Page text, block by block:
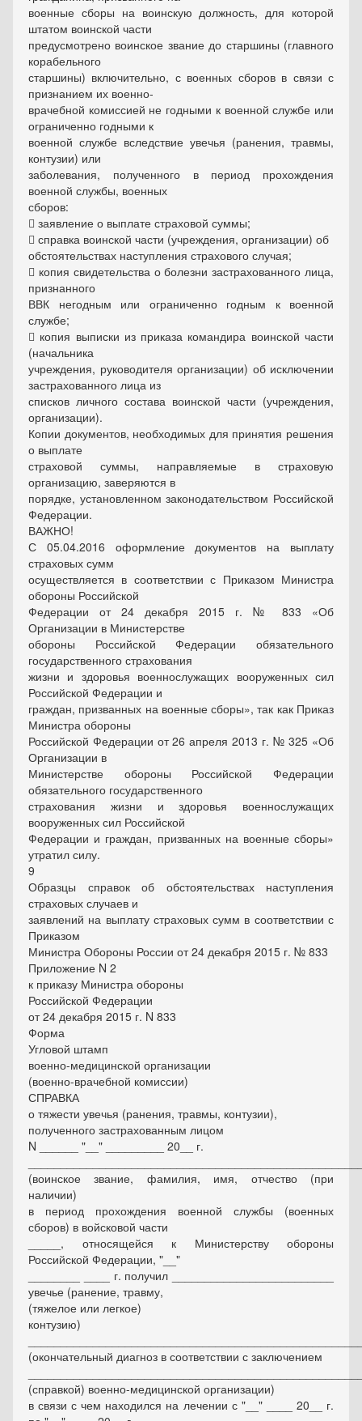
военные сборы на воинскую должность, для которой
штатом воинской части
предусмотрено воинское звание до старшины (главного
корабельного
старшины) включительно, с военных сборов в связи с
признанием их военно-
врачебной комиссией не годными к военной службе или
ограниченно годными к
военной службе вследствие увечья (ранения, травмы,
контузии) или
заболевания, полученного в период прохождения
военной службы, военных
сборов:
 заявление о выплате страховой суммы;
 справка воинской части (учреждения, организации) об
обстоятельствах наступления страхового случая;
 копия свидетельства о болезни застрахованного лица,
признанного
ВВК негодным или ограниченно годным к военной
службе;
 копия выписки из приказа командира воинской части
(начальника
учреждения, руководителя организации) об исключении
застрахованного лица из
списков личного состава воинской части (учреждения,
организации).
Копии документов, необходимых для принятия решения
о выплате
страховой суммы, направляемые в страховую
организацию, заверяются в
порядке, установленном законодательством Российской
Федерации.
ВАЖНО!
С 05.04.2016 оформление документов на выплату
страховых сумм
осуществляется в соответствии с Приказом Министра
обороны Российской
Федерации от 24 декабря 2015 г. № 833 «Об
Организации в Министерстве
обороны Российской Федерации обязательного
государственного страхования
жизни и здоровья военнослужащих вооруженных сил
Российской Федерации и
граждан, призванных на военные сборы», так как Приказ
Министра обороны
Российской Федерации от 26 апреля 2013 г. № 325 «Об
Организации в
Министерстве обороны Российской Федерации
обязательного государственного
страхования жизни и здоровья военнослужащих
вооруженных сил Российской
Федерации и граждан, призванных на военные сборы»
утратил силу.
9
Образцы справок об обстоятельствах наступления
страховых случаев и
заявлений на выплату страховых сумм в соответствии с
Приказом
Министра Обороны России от 24 декабря 2015 г. № 833
Приложение N 2
к приказу Министра обороны
Российской Федерации
от 24 декабря 2015 г. N 833
Форма
Угловой штамп
военно-медицинской организации
(военно-врачебной комиссии)
СПРАВКА
о тяжести увечья (ранения, травмы, контузии),
полученного застрахованным лицом
N ______ "__" _________ 20__ г.
(воинское звание, фамилия, имя, отчество (при
наличии)
в период прохождения военной службы (военных
сборов) в войсковой части
_____, относящейся к Министерству обороны
Российской Федерации, "__"
________ ____ г. получил _________________________
увечье (ранение, травму,
(тяжелое или легкое)
контузию)
(окончательный диагноз в соответствии с заключением
(справкой) военно-медицинской организации)
в связи с чем находился на лечении с "__" ____ 20__ г.